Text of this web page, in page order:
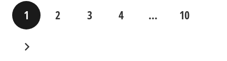
1 2 3 4 … 10